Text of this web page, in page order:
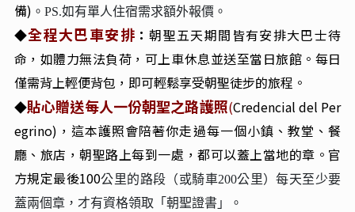
備) 。PS.如有單人住宿需求額外報價。
◆全程大巴車安排 ：朝聖五天期間皆有安排大巴士待
命，如體力無法負荷，可上車休息並送至當日旅館。每日
僅需背上輕便背包，即可輕鬆享受朝聖徒步的旅程。
◆貼心贈送每人一份朝聖之路護照(Credencial del Per
egrino)，這本護照會陪著你走過每一個小鎮、教堂、餐
廳、旅店，朝聖路上每到一處，都可以蓋上當地的章。官
方規定最後100公里的路段（或騎車200公里）每天至少要
蓋兩個章，才有資格領取「朝聖證書」。